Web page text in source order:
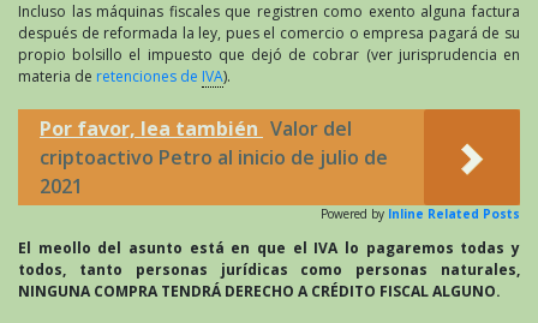
Incluso las máquinas fiscales que registren como exento alguna factura
después de reformada la ley, pues el comercio o empresa pagará de su
propio bolsillo el impuesto que dejó de cobrar (ver jurisprudencia en
materia de retenciones de IVA).
Por favor, lea también Valor del
criptoactivo Petro al inicio de julio de
2021
Powered by Inline Related Posts
El meollo del asunto está en que el IVA lo pagaremos todas y
todos, tanto personas jurídicas como personas naturales,
NINGUNA COMPRA TENDRÁ DERECHO A CRÉDITO FISCAL ALGUNO.